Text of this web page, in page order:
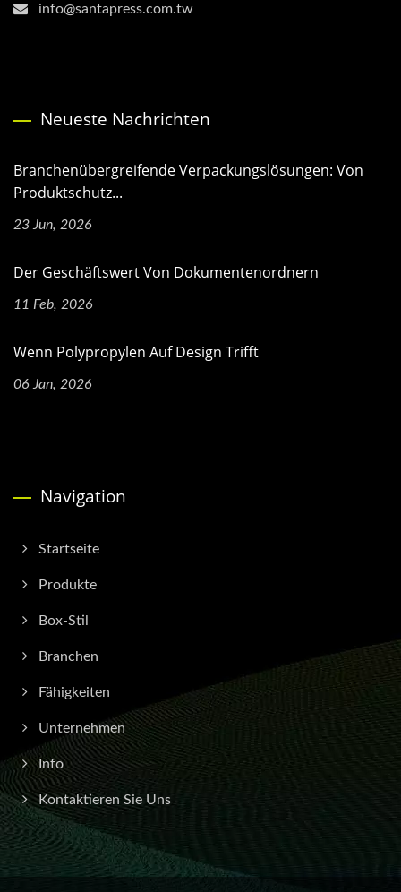
info@santapress.com.tw
Neueste Nachrichten
Branchenübergreifende Verpackungslösungen: Von
Produktschutz...
23 Jun, 2026
Der Geschäftswert Von Dokumentenordnern
11 Feb, 2026
Wenn Polypropylen Auf Design Trifft
06 Jan, 2026
Navigation
Startseite
Produkte
Box-Stil
Branchen
Fähigkeiten
Unternehmen
Info
Kontaktieren Sie Uns